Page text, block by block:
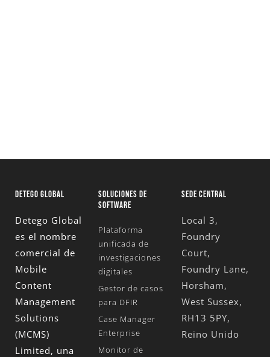
DETEGO GLOBAL
Detego Global
es el nombre
comercial de
Mobile
Content
Management
Solutions
(MCMS)
Limited, una
SOLUCIONES DE
SOFTWARE
Plataforma
unificada de
investigaciones
digitales
Gestor de casos
para DFIR
Case Manager
Enterprise
Monitor de
SEDE CENTRAL
Local 3,
Foundry
Court,
Foundry Lane,
Horsham,
West Sussex,
RH13 5PY,
Reino Unido